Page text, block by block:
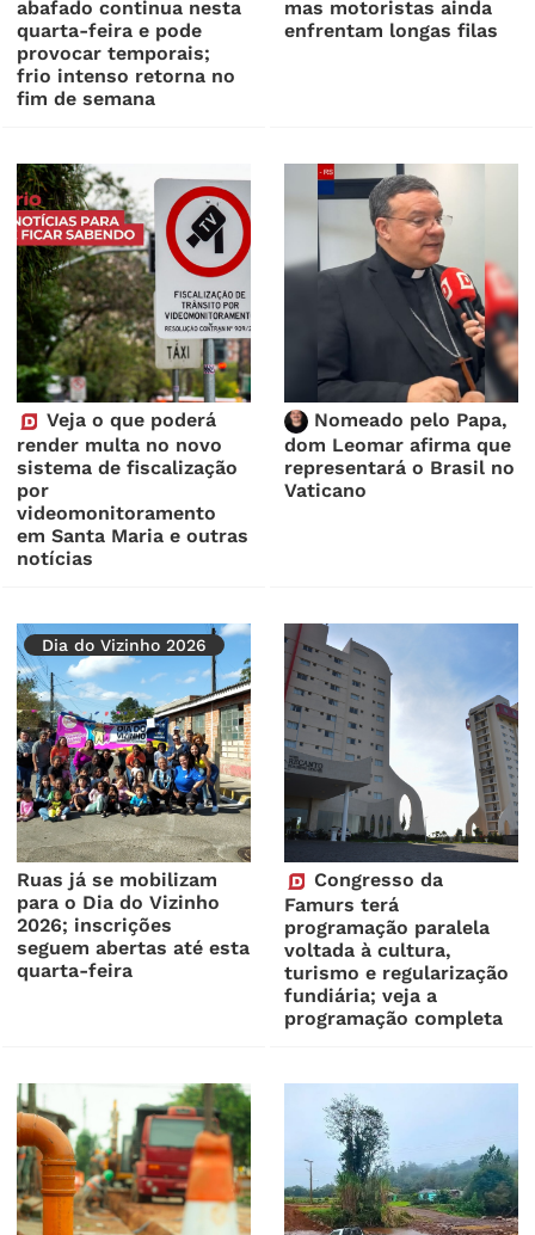
abafado continua nesta
quarta-feira e pode
provocar temporais;
frio intenso retorna no
fim de semana
mas motoristas ainda
enfrentam longas filas
Veja o que poderá
render multa no novo
sistema de fiscalização
por
videomonitoramento
em Santa Maria e outras
notícias
Nomeado pelo Papa,
dom Leomar afirma que
representará o Brasil no
Vaticano
Dia do Vizinho 2026
Ruas já se mobilizam
para o Dia do Vizinho
2026; inscrições
seguem abertas até esta
quarta-feira
Congresso da
Famurs terá
programação paralela
voltada à cultura,
turismo e regularização
fundiária; veja a
programação completa